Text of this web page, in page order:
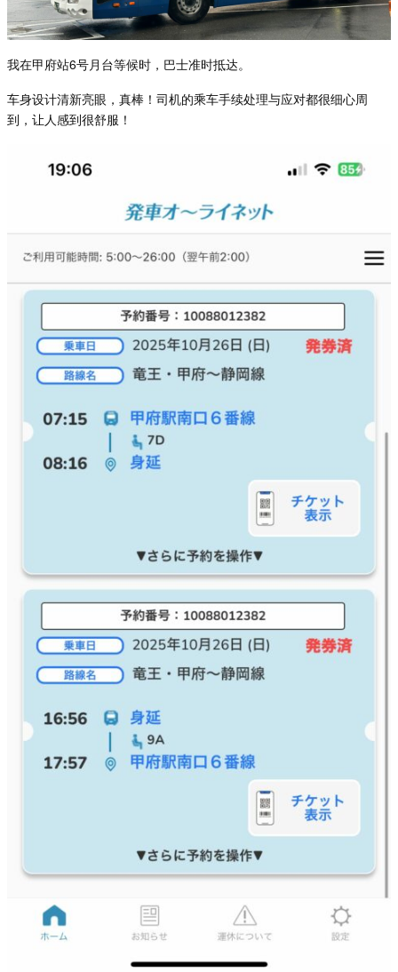
我在甲府站6号月台等候时，巴士准时抵达。
车身设计清新亮眼，真棒！司机的乘车手续处理与应对都很细心周
到，让人感到很舒服！